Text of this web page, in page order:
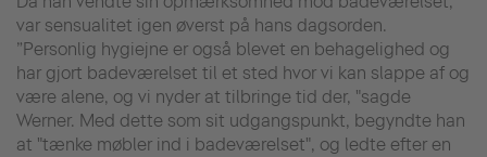
var sensualitet igen øverst på hans dagsorden.
”Personlig hygiejne er også blevet en behagelighed og
har gjort badeværelset til et sted hvor vi kan slappe af og
være alene, og vi nyder at tilbringe tid der, "sagde
Werner. Med dette som sit udgangspunkt, begyndte han
at "tænke møbler ind i badeværelset", og ledte efter en